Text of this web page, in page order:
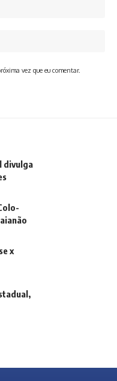
vez que eu comentar.
divulga
x